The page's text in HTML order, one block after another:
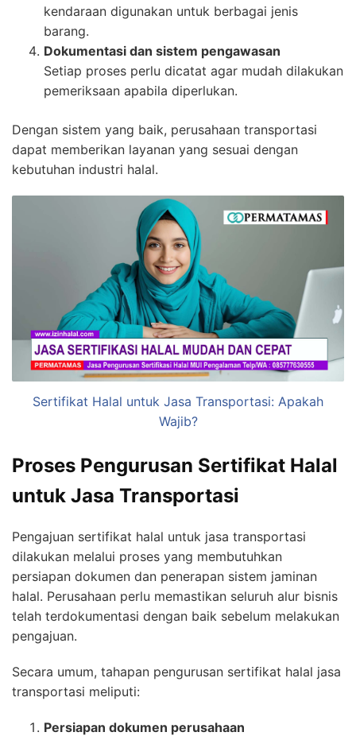
kendaraan digunakan untuk berbagai jenis
barang.
Dokumentasi dan sistem pengawasan
Setiap proses perlu dicatat agar mudah dilakukan
pemeriksaan apabila diperlukan.
Dengan sistem yang baik, perusahaan transportasi
dapat memberikan layanan yang sesuai dengan
kebutuhan industri halal.
Sertifikat Halal untuk Jasa Transportasi: Apakah
Wajib?
Proses Pengurusan Sertifikat Halal
untuk Jasa Transportasi
Pengajuan sertifikat halal untuk jasa transportasi
dilakukan melalui proses yang membutuhkan
persiapan dokumen dan penerapan sistem jaminan
halal. Perusahaan perlu memastikan seluruh alur bisnis
telah terdokumentasi dengan baik sebelum melakukan
pengajuan.
Secara umum, tahapan pengurusan sertifikat halal jasa
transportasi meliputi:
Persiapan dokumen perusahaan